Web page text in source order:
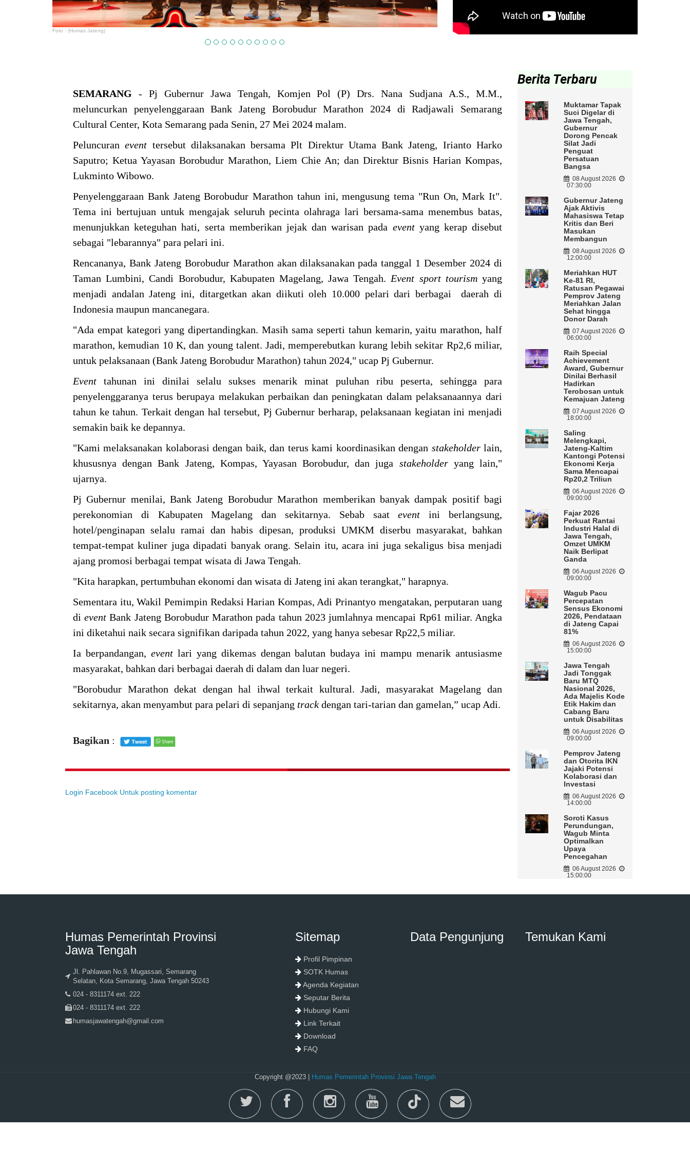
Foto : (Humas Jateng)
SEMARANG - Pj Gubernur Jawa Tengah, Komjen Pol (P) Drs. Nana Sudjana A.S., M.M.,
meluncurkan penyelenggaraan Bank Jateng Borobudur Marathon 2024 di Radjawali Semarang
Cultural Center, Kota Semarang pada Senin, 27 Mei 2024 malam.
Peluncuranevent tersebut dilaksanakan bersama Plt Direktur Utama Bank Jateng, Irianto Harko
Saputro; Ketua Yayasan Borobudur Marathon, Liem Chie An; dan Direktur Bisnis Harian Kompas,
Lukminto Wibowo.
Penyelenggaraan Bank Jateng Borobudur Marathon tahun ini, mengusung tema "Run On, Mark It".
Tema ini bertujuan untuk mengajak seluruh pecinta olahraga lari bersama-sama menembus batas,
menunjukkan keteguhan hati, serta memberikan jejak dan warisan pada eventyang kerap disebut
sebagai "lebarannya" para pelari ini.
Rencananya, Bank Jateng Borobudur Marathon akan dilaksanakan pada tanggal 1 Desember 2024 di
Taman Lumbini, Candi Borobudur, Kabupaten Magelang, Jawa Tengah. Event sport tourismyang
menjadi andalan Jateng ini, ditargetkan akan diikuti oleh 10.000 pelari dari berbagai daerah di
Indonesia maupun mancanegara.
"Ada empat kategori yang dipertandingkan. Masih sama seperti tahun kemarin, yaitu marathon, half
marathon, kemudian 10 K, dan young talent. Jadi, memperebutkan kurang lebih sekitar Rp2,6 miliar,
untuk pelaksanaan (Bank Jateng Borobudur Marathon) tahun 2024," ucap Pj Gubernur.
Event tahunan ini dinilai selalu sukses menarik minat puluhan ribu peserta, sehingga para
penyelenggaranya terus berupaya melakukan perbaikan dan peningkatan dalam pelaksanaannya dari
tahun ke tahun. Terkait dengan hal tersebut, Pj Gubernur berharap, pelaksanaan kegiatan ini menjadi
semakin baik ke depannya.
"Kami melaksanakan kolaborasi dengan baik, dan terus kami koordinasikan dengan stakeholderlain,
khususnya dengan Bank Jateng, Kompas, Yayasan Borobudur, dan juga stakeholderyang lain,"
ujarnya.
Pj Gubernur menilai, Bank Jateng Borobudur Marathon memberikan banyak dampak positif bagi
perekonomian di Kabupaten Magelang dan sekitarnya. Sebab saatevent ini berlangsung,
hotel/penginapan selalu ramai dan habis dipesan, produksi UMKM diserbu masyarakat, bahkan
tempat-tempat kuliner juga dipadati banyak orang. Selain itu, acara ini juga sekaligus bisa menjadi
ajang promosi berbagai tempat wisata di Jawa Tengah.
"Kita harapkan, pertumbuhan ekonomi dan wisata di Jateng ini akan terangkat," harapnya.
Sementara itu, Wakil Pemimpin Redaksi Harian Kompas, Adi Prinantyo mengatakan, perputaran uang
dieventBank Jateng Borobudur Marathon pada tahun 2023 jumlahnya mencapai Rp61 miliar. Angka
ini diketahui naik secara signifikan daripada tahun 2022, yang hanya sebesar Rp22,5 miliar.
Ia berpandangan, eventlari yang dikemas dengan balutan budaya ini mampu menarik antusiasme
masyarakat, bahkan dari berbagai daerah di dalam dan luar negeri.
"Borobudur Marathon dekat dengan hal ihwal terkait kultural. Jadi, masyarakat Magelang dan
sekitarnya, akan menyambut para pelari di sepanjang track dengan tari-tarian dan gamelan,” ucap Adi.
Bagikan :
Login Facebook Untuk posting komentar
Berita Terbaru
Muktamar Tapak
Suci Digelar di
Jawa Tengah,
Gubernur
Dorong Pencak
Silat Jadi
Penguat
Persatuan
Bangsa
08 August 2026
07:30:00
Gubernur Jateng
Ajak Aktivis
Mahasiswa Tetap
Kritis dan Beri
Masukan
Membangun
08 August 2026
12:00:00
Meriahkan HUT
Ke-81 RI,
Ratusan Pegawai
Pemprov Jateng
Meriahkan Jalan
Sehat hingga
Donor Darah
07 August 2026
06:00:00
Raih Special
Achievement
Award, Gubernur
Dinilai Berhasil
Hadirkan
Terobosan untuk
Kemajuan Jateng
07 August 2026
18:00:00
Saling
Melengkapi,
Jateng-Kaltim
Kantongi Potensi
Ekonomi Kerja
Sama Mencapai
Rp20,2 Triliun
06 August 2026
09:00:00
Fajar 2026
Perkuat Rantai
Industri Halal di
Jawa Tengah,
Omzet UMKM
Naik Berlipat
Ganda
06 August 2026
09:00:00
Wagub Pacu
Percepatan
Sensus Ekonomi
2026, Pendataan
di Jateng Capai
81%
06 August 2026
15:00:00
Jawa Tengah
Jadi Tonggak
Baru MTQ
Nasional 2026,
Ada Majelis Kode
Etik Hakim dan
Cabang Baru
untuk Disabilitas
06 August 2026
09:00:00
Pemprov Jateng
dan Otorita IKN
Jajaki Potensi
Kolaborasi dan
Investasi
06 August 2026
14:00:00
Soroti Kasus
Perundungan,
Wagub Minta
Optimalkan
Upaya
Pencegahan
06 August 2026
15:00:00
Humas Pemerintah Provinsi
Jawa Tengah
Jl. Pahlawan No.9, Mugassari, Semarang
Selatan, Kota Semarang, Jawa Tengah 50243
024 - 8311174 ext. 222
024 - 8311174 ext. 222
humasjawatengah@gmail.com
Sitemap
Profil Pimpinan
SOTK Humas
Agenda Kegiatan
Seputar Berita
Hubungi Kami
Link Terkait
Download
FAQ
Data Pengunjung Temukan Kami
Copyright @2023 | Humas Pemerintah Provinsi Jawa Tengah